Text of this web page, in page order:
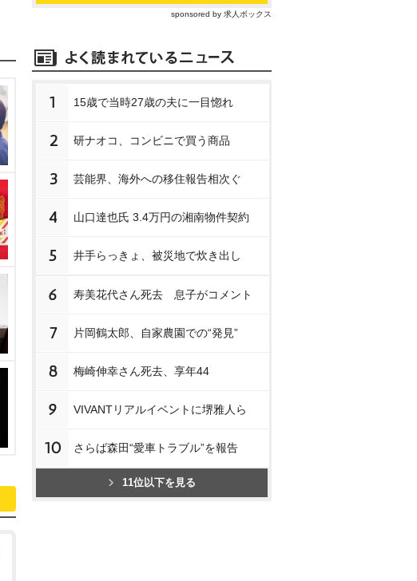
sponsored by 求人ボックス
1 15歳で当時27歳の夫に一目惚れ
2 研ナオコ、コンビニで買う商品
3 芸能界、海外への移住報告相次ぐ
4 山口達也氏 3.4万円の湘南物件契約
5 井手らっきょ、被災地で炊き出し
6 寿美花代さん死去 息子がコメント
7 片岡鶴太郎、自家農園での“発見”
8 梅崎伸幸さん死去、享年44
9 VIVANTリアルイベントに堺雅人ら
10 さらば森田“愛車トラブル”を報告
11位以下を見る